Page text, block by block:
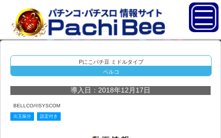
Pにこパチ豆 ミドルタイプ
ベルコ
導入日：2018年12月17日
BELLCO/©SYSCOM
出玉振分 設定付き